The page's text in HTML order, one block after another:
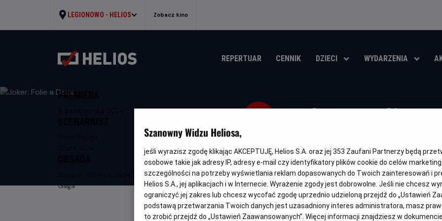
LEGIONOWO - HELIOS Zobacz kino
REPERTUAR CENNIK DZIECI WYDARZENIA
Joker: Folie a
tytuł
wiek
OBSERWUJ
PREMIERA
Joaquin Phoenix, Zazie Beetz, Lady
Gaga
NAPISY
Szanowny Widzu Heliosa,
jeśli wyrazisz zgodę klikając AKCEPTUJĘ, Helios S.A. oraz jej 353 Zaufani Partnerzy będą
osobowe takie jak adresy IP, adresy e-mail czy identyfikatory plików cookie do celów
szczególności na potrzeby wyświetlania reklam dopasowanych do Twoich zainteresowań i
Helios S.A., jej aplikacjach i w Internecie. Wyrażenie zgody jest dobrowolne. Jeśli nie chcesz
ograniczyć jej zakres lub chcesz wycofać zgodę uprzednio udzieloną przejdź do „Ustawień
podstawą przetwarzania Twoich danych jest uzasadniony interes administratora, masz
to zrobić przejdź do „Ustawień Zaawansowanych”. Więcej informacji znajdziesz w dokumencie